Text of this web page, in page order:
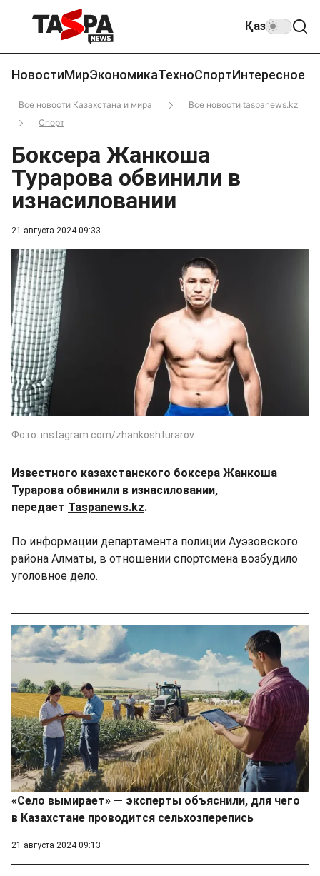
Қаз
НовостиМирЭкономикаТехноСпортИнтересное
Все новости Казахстана и мира
Все новости taspanews.kz
Спорт
21 августа 2024 09:33
Боксера Жанкоша
Турарова обвинили в
изнасиловании
Фото: instagram.com/zhankoshturarov
Известного казахстанского боксера Жанкоша
Турарова обвинили в изнасиловании,
передает Taspanews.kz.
По информации департамента полиции Ауэзовского
района Алматы, в отношении спортсмена возбудило
уголовное дело.
«Село вымирает» — эксперты объяснили, для чего
в Казахстане проводится сельхозперепись
21 августа 2024 09:13